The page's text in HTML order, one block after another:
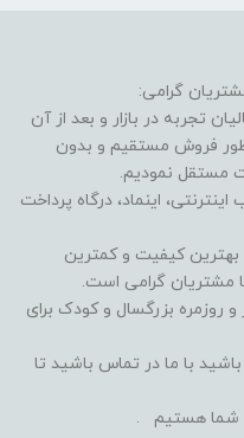
گرامی:
تجربه در بازار و بعد از آن
فروش مستقیم و بدون
مستقل نمودیم.
اینماد، درگاه پرداخت
بهترین کیفیت و کمترین
گرامی است.
روزمره بزرگسال و کودک برای
با ما در تماس باشید تا
شما هستیم .